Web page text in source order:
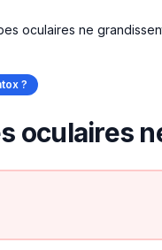
oculaires ne
?
oculaires